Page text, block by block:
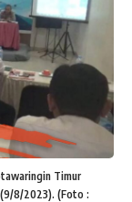
Timur
(9/8/2023). (Foto :